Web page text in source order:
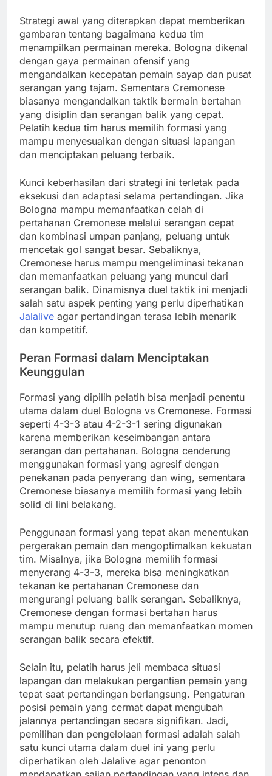
Strategi awal yang diterapkan dapat memberikan
gambaran tentang bagaimana kedua tim
menampilkan permainan mereka. Bologna dikenal
dengan gaya permainan ofensif yang
mengandalkan kecepatan pemain sayap dan pusat
serangan yang tajam. Sementara Cremonese
biasanya mengandalkan taktik bermain bertahan
yang disiplin dan serangan balik yang cepat.
Pelatih kedua tim harus memilih formasi yang
mampu menyesuaikan dengan situasi lapangan
dan menciptakan peluang terbaik.
Kunci keberhasilan dari strategi ini terletak pada
eksekusi dan adaptasi selama pertandingan. Jika
Bologna mampu memanfaatkan celah di
pertahanan Cremonese melalui serangan cepat
dan kombinasi umpan panjang, peluang untuk
mencetak gol sangat besar. Sebaliknya,
Cremonese harus mampu mengeliminasi tekanan
dan memanfaatkan peluang yang muncul dari
serangan balik. Dinamisnya duel taktik ini menjadi
salah satu aspek penting yang perlu diperhatikan
Jalalive agar pertandingan terasa lebih menarik
dan kompetitif.
Peran Formasi dalam Menciptakan
Keunggulan
Formasi yang dipilih pelatih bisa menjadi penentu
utama dalam duel Bologna vs Cremonese. Formasi
seperti 4-3-3 atau 4-2-3-1 sering digunakan
karena memberikan keseimbangan antara
serangan dan pertahanan. Bologna cenderung
menggunakan formasi yang agresif dengan
penekanan pada penyerang dan wing, sementara
Cremonese biasanya memilih formasi yang lebih
solid di lini belakang.
Penggunaan formasi yang tepat akan menentukan
pergerakan pemain dan mengoptimalkan kekuatan
tim. Misalnya, jika Bologna memilih formasi
menyerang 4-3-3, mereka bisa meningkatkan
tekanan ke pertahanan Cremonese dan
mengurangi peluang balik serangan. Sebaliknya,
Cremonese dengan formasi bertahan harus
mampu menutup ruang dan memanfaatkan momen
serangan balik secara efektif.
Selain itu, pelatih harus jeli membaca situasi
lapangan dan melakukan pergantian pemain yang
tepat saat pertandingan berlangsung. Pengaturan
posisi pemain yang cermat dapat mengubah
jalannya pertandingan secara signifikan. Jadi,
pemilihan dan pengelolaan formasi adalah salah
satu kunci utama dalam duel ini yang perlu
diperhatikan oleh Jalalive agar penonton